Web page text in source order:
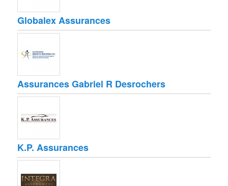
Globalex Assurances
Assurances Gabriel R Desrochers
K.P. Assurances